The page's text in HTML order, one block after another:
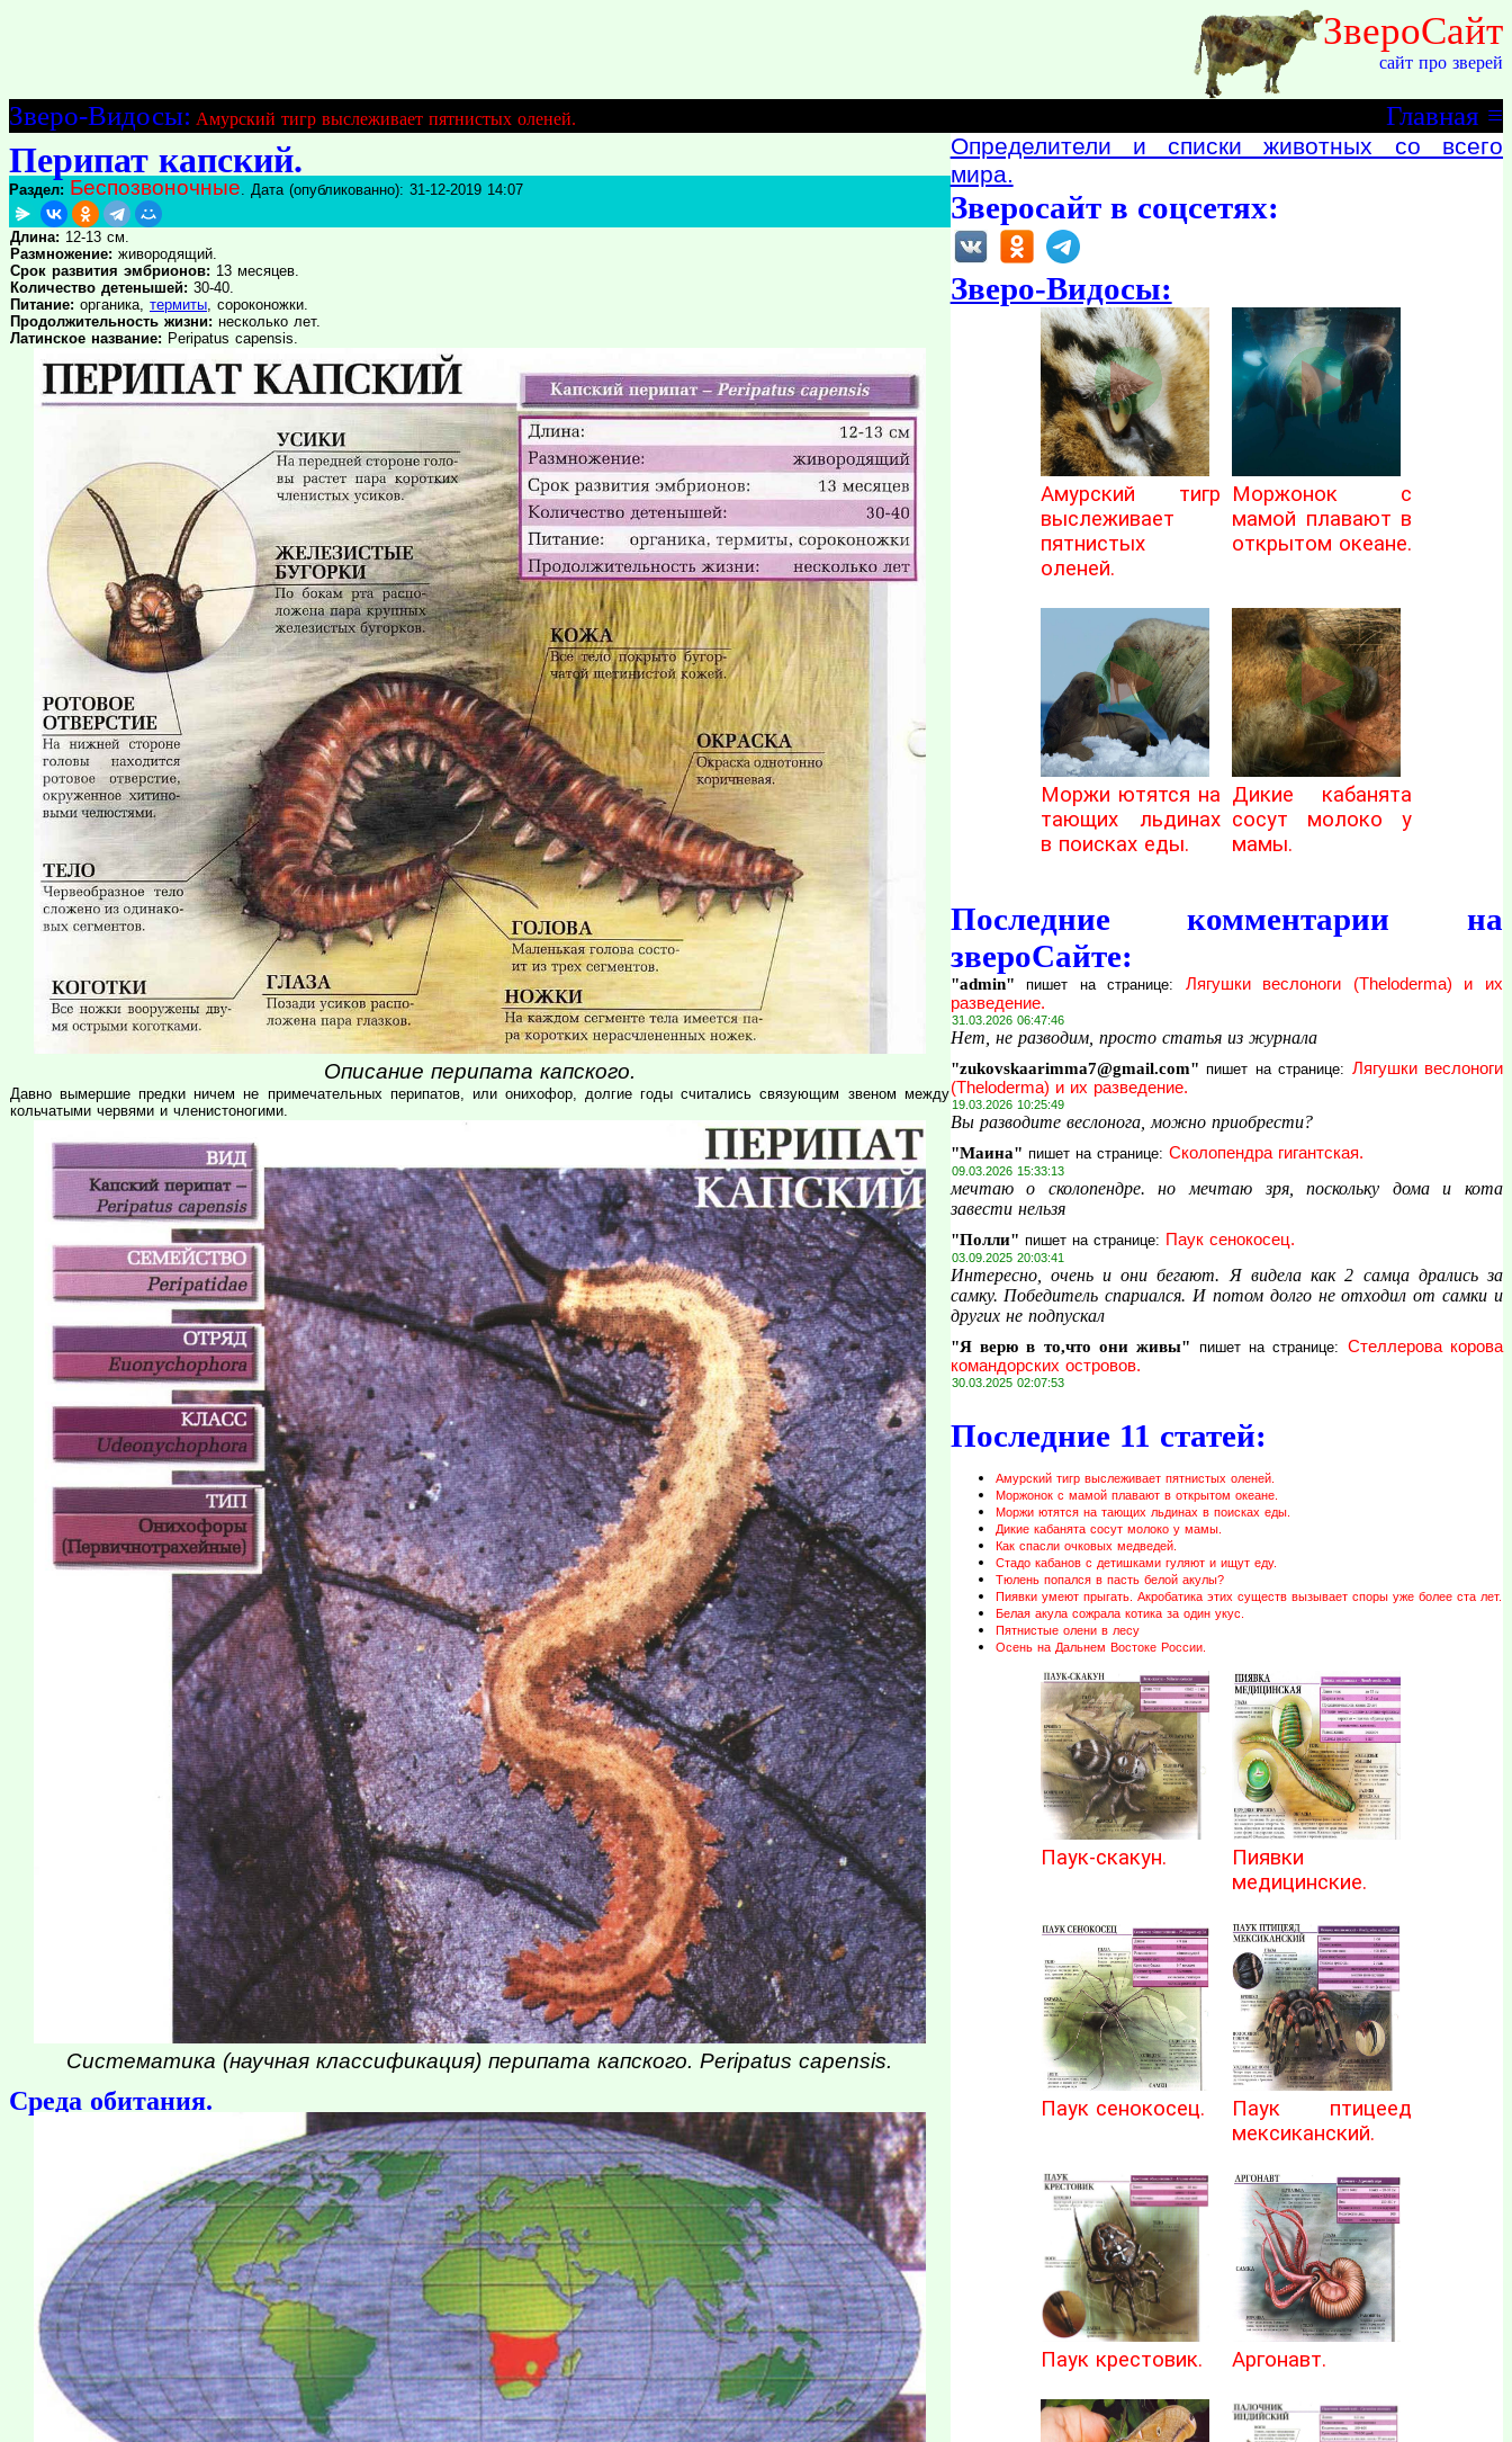
ЗвероСайт
сайт про зверей
≡
Главная
Зверо-Видосы: Амурский тигр выслеживает пятнистых оленей.
Перипат капский.
Раздел: Беспозвоночные. Дата (опубликованно): 31-12-2019 14:07
Длина: 12-13 см.
Размножение: живородящий.
Срок развития эмбрионов: 13 месяцев.
Количество детенышей: 30-40.
Питание: органика, термиты, сороконожки.
Продолжительность жизни: несколько лет.
Латинское название: Peripatus capensis.
Описание перипата капского.
Давно вымершие предки ничем не примечательных перипатов, или онихофор, долгие годы считались связующим звеном между
кольчатыми червями и членистоногими.
Систематика (научная классификация) перипата капского. Peripatus capensis.
Среда обитания.
Определители и списки животных со всего
мира.
Зверосайт в соцсетях:
Зверо-Видосы:
Амурский тигр
выслеживает
пятнистых
оленей.
Моржонок с
мамой плавают в
открытом океане.
Моржи ютятся на
тающих льдинах
в поисках еды.
Дикие кабанята
сосут молоко у
мамы.
Последние комментарии на
звероСайте:
"admin" пишет на странице: Лягушки веслоноги (Theloderma) и их
разведение.
31.03.2026 06:47:46
Нет, не разводим, просто статья из журнала
"zukovskaarimma7@gmail.com" пишет на странице: Лягушки веслоноги
(Theloderma) и их разведение.
19.03.2026 10:25:49
Вы разводите веслонога, можно приобрести?
"Маина" пишет на странице: Сколопендра гигантская.
09.03.2026 15:33:13
мечтаю о сколопендре. но мечтаю зря, поскольку дома и кота
завести нельзя
"Полли" пишет на странице: Паук сенокосец.
03.09.2025 20:03:41
Интересно, очень и они бегают. Я видела как 2 самца дрались за
самку. Победитель спариался. И потом долго не отходил от самки и
других не подпускал
"Я верю в то,что они живы" пишет на странице: Стеллерова корова
командорских островов.
30.03.2025 02:07:53
Последние 11 статей:
Амурский тигр выслеживает пятнистых оленей.
Моржонок с мамой плавают в открытом океане.
Моржи ютятся на тающих льдинах в поисках еды.
Дикие кабанята сосут молоко у мамы.
Как спасли очковых медведей.
Стадо кабанов с детишками гуляют и ищут еду.
Тюлень попался в пасть белой акулы?
Пиявки умеют прыгать. Акробатика этих существ вызывает споры уже более ста лет.
Белая акула сожрала котика за один укус.
Пятнистые олени в лесу
Осень на Дальнем Востоке России.
Паук-скакун.
Пиявки
медицинские.
Паук сенокосец.
Паук птицеед
мексиканский.
Паук крестовик. Аргонавт.